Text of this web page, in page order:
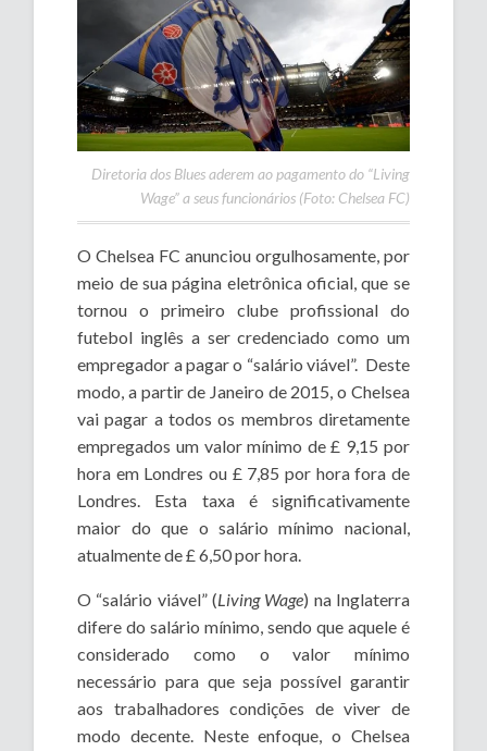
Diretoria dos Blues aderem ao pagamento do “Living
Wage” a seus funcionários (Foto: Chelsea FC)
O Chelsea FC anunciou orgulhosamente, por
meio de sua página eletrônica oficial, que se
tornou o primeiro clube profissional do
futebol inglês a ser credenciado como um
empregador a pagar o “salário viável”. Deste
modo, a partir de Janeiro de 2015, o Chelsea
vai pagar a todos os membros diretamente
empregados um valor mínimo de £ 9,15 por
hora em Londres ou £ 7,85 por hora fora de
Londres. Esta taxa é significativamente
maior do que o salário mínimo nacional,
atualmente de £ 6,50 por hora.
O “salário viável” (Living Wage) na Inglaterra
difere do salário mínimo, sendo que aquele é
considerado como o valor mínimo
necessário para que seja possível garantir
aos trabalhadores condições de viver de
modo decente. Neste enfoque, o Chelsea